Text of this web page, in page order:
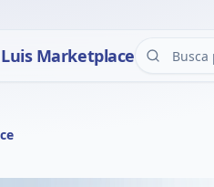
Marketplace